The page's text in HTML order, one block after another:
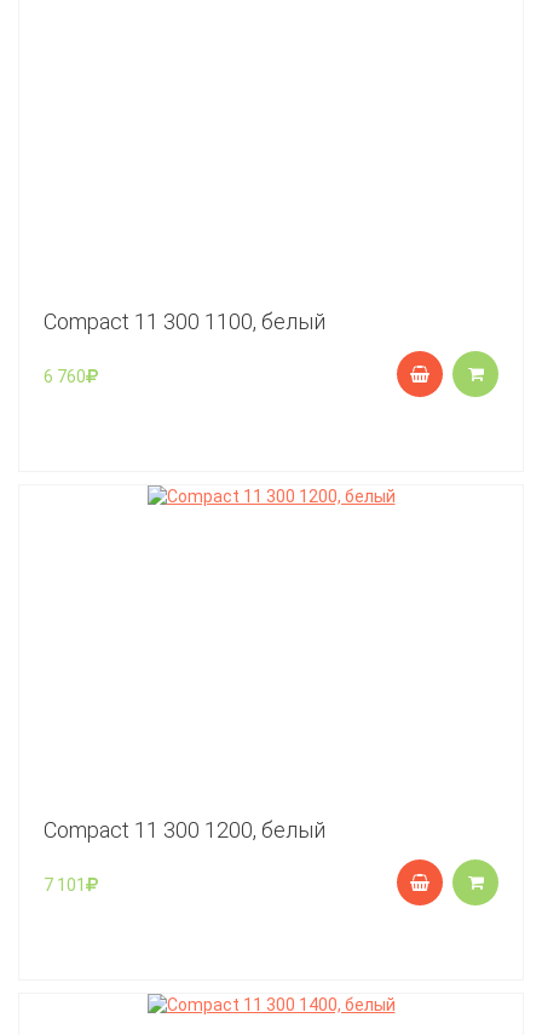
Compact 11 300 1100, белый
6 760
Compact 11 300 1200, белый
7 101